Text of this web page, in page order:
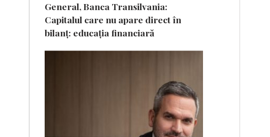
General, Banca Transilvania:
Capitalul care nu apare direct în
bilanț: educația financiară